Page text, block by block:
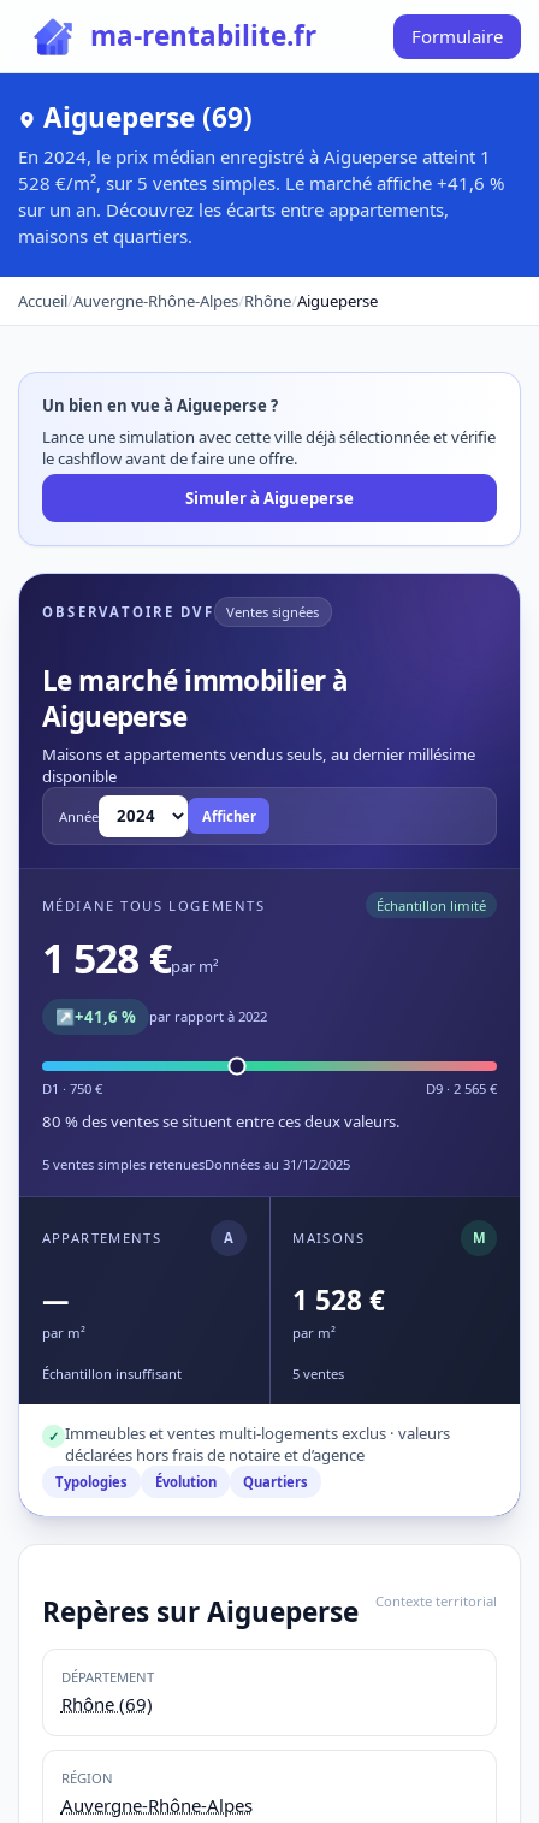
ma-rentabilite.fr Formulaire
Aigueperse (69)
En 2024, le prix médian enregistré à Aigueperse atteint 1
528 €/m², sur 5 ventes simples. Le marché affiche +41,6 %
sur un an. Découvrez les écarts entre appartements,
maisons et quartiers.
Accueil/Auvergne-Rhône-Alpes/Rhône/Aigueperse
Un bien en vue à Aigueperse ?
Lance une simulation avec cette ville déjà sélectionnée et vérifie
le cashflow avant de faire une offre.
Simuler à Aigueperse
OBSERVATOIRE DVF Ventes signées
Le marché immobilier à
Aigueperse
Maisons et appartements vendus seuls, au dernier millésime
disponible
Année Afficher
MÉDIANE TOUS LOGEMENTS Échantillon limité
1 528 €par m²
↗+41,6 % par rapport à 2022
D1 · 750 € D9 · 2 565 €
80 % des ventes se situent entre ces deux valeurs.
5 ventes simples retenuesDonnées au 31/12/2025
APPARTEMENTS A
—
par m²
Échantillon insuffisant
MAISONS M
1 528 €
par m²
5 ventes
✓ Immeubles et ventes multi-logements exclus · valeurs
déclarées hors frais de notaire et d’agence
Typologies Évolution Quartiers
Repères sur Aigueperse Contexte territorial
DÉPARTEMENT
Rhône (69)
RÉGION
Auvergne-Rhône-Alpes